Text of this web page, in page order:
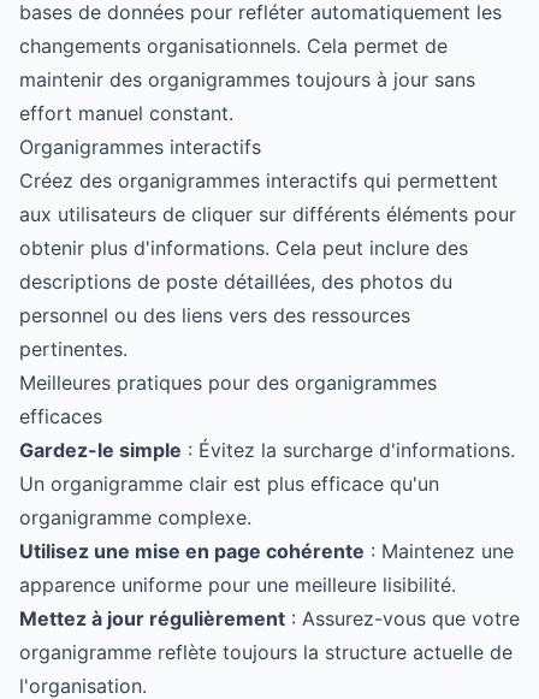
bases de données pour refléter automatiquement les
changements organisationnels. Cela permet de
maintenir des organigrammes toujours à jour sans
effort manuel constant.
Organigrammes interactifs
Créez des organigrammes interactifs qui permettent
aux utilisateurs de cliquer sur différents éléments pour
obtenir plus d'informations. Cela peut inclure des
descriptions de poste détaillées, des photos du
personnel ou des liens vers des ressources
pertinentes.
Meilleures pratiques pour des organigrammes
efficaces
Gardez-le simple : Évitez la surcharge d'informations.
Un organigramme clair est plus efficace qu'un
organigramme complexe.
Utilisez une mise en page cohérente : Maintenez une
apparence uniforme pour une meilleure lisibilité.
Mettez à jour régulièrement : Assurez-vous que votre
organigramme reflète toujours la structure actuelle de
l'organisation.